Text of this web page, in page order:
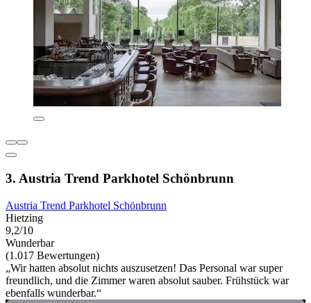
3. Austria Trend Parkhotel Schönbrunn
Austria Trend Parkhotel Schönbrunn
Hietzing
9,2/10
Wunderbar
(1.017 Bewertungen)
„Wir hatten absolut nichts auszusetzen! Das Personal war super
freundlich, und die Zimmer waren absolut sauber. Frühstück war
ebenfalls wunderbar.“